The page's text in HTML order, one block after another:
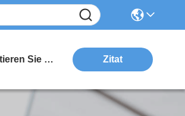
Kontaktieren Sie Uns Zitat